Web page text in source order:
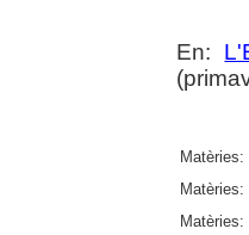
En:
Matèries:
Matèries:
Matèries: